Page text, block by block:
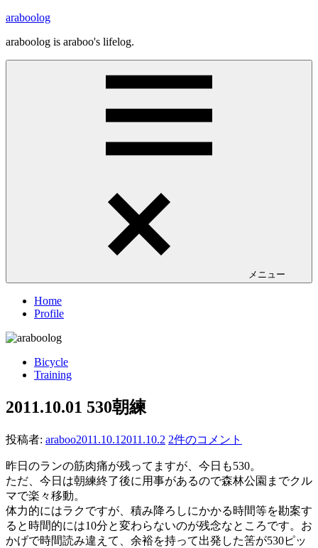
コ
テ
ン
araboolog
araboolog is araboo's lifelog.
メニュー
Home
Profile
Bicycle
Training
2011.10.01 530朝練
投稿者: araboo2011.10.1 2011.10.2 2件のコメント
昨日のランの筋肉痛が残ってますが、今日も530。
ただ、今日は朝練終了後に用事があるので森林公園までクル
マで楽々移動。
体力的にはラクですが、積み降ろしにかかる時間等を勘案す
ると時間的には10分と変わらないのが残念なところです。お
かげで時間読み違えて、余裕を持って出発した筈が530ピッ